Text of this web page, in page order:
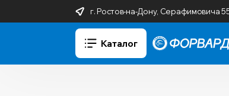
г. Ростов-на-Дону, Серафимовича
Каталог